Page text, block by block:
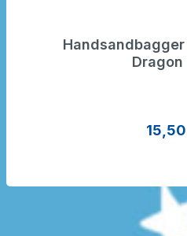
Handsandbagger
Dragon